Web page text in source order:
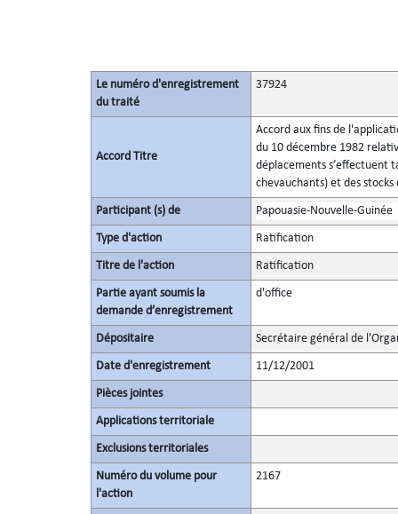
Le numéro d'enregistrement
du traité
37924
Accord Titre
Accord aux fins de
du 10 décembre 1982
déplacements s’effectuent
chevauchants) et des
Participant (s) de Papouasie-Nouvelle-Guinée
Type d'action Ratification
Titre de l'action Ratification
Partie ayant soumis la
demande d’enregistrement
d'office
Dépositaire Secrétaire général de
Date d'enregistrement 11/12/2001
Pièces jointes
Applications territoriale
Exclusions territoriales
Numéro du volume pour
l'action
2167